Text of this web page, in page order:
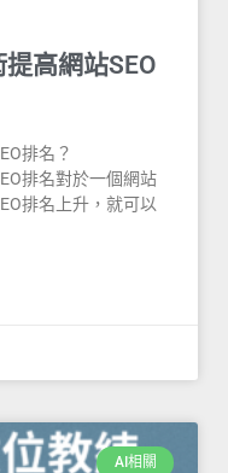
高網站SEO
排名？
排名對於一個網站
排名上升，就可以
AI相關